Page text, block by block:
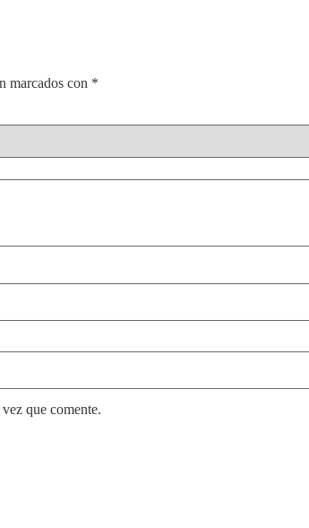
marcados con *
que comente.